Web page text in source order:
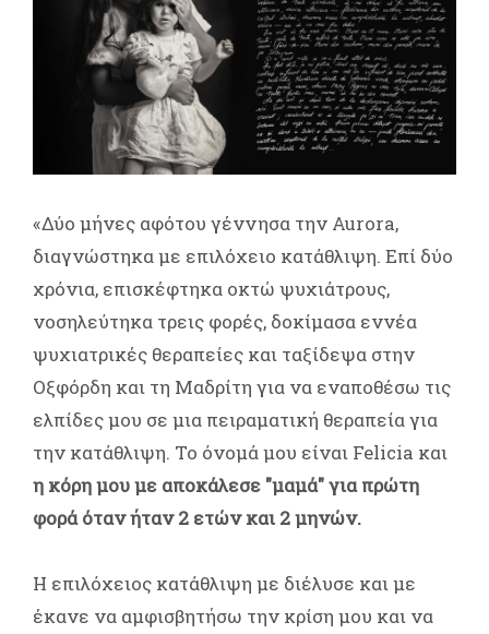
«Δύο μήνες αφότου γέννησα την Aurora,
διαγνώστηκα με επιλόχειο κατάθλιψη. Επί δύο
χρόνια, επισκέφτηκα οκτώ ψυχιάτρους,
νοσηλεύτηκα τρεις φορές, δοκίμασα εννέα
ψυχιατρικές θεραπείες και ταξίδεψα στην
Οξφόρδη και τη Μαδρίτη για να εναποθέσω τις
ελπίδες μου σε μια πειραματική θεραπεία για
την κατάθλιψη. Το όνομά μου είναι Felicia και
η κόρη μου με αποκάλεσε "μαμά" για πρώτη
φορά όταν ήταν 2 ετών και 2 μηνών.
Η επιλόχειος κατάθλιψη με διέλυσε και με
έκανε να αμφισβητήσω την κρίση μου και να